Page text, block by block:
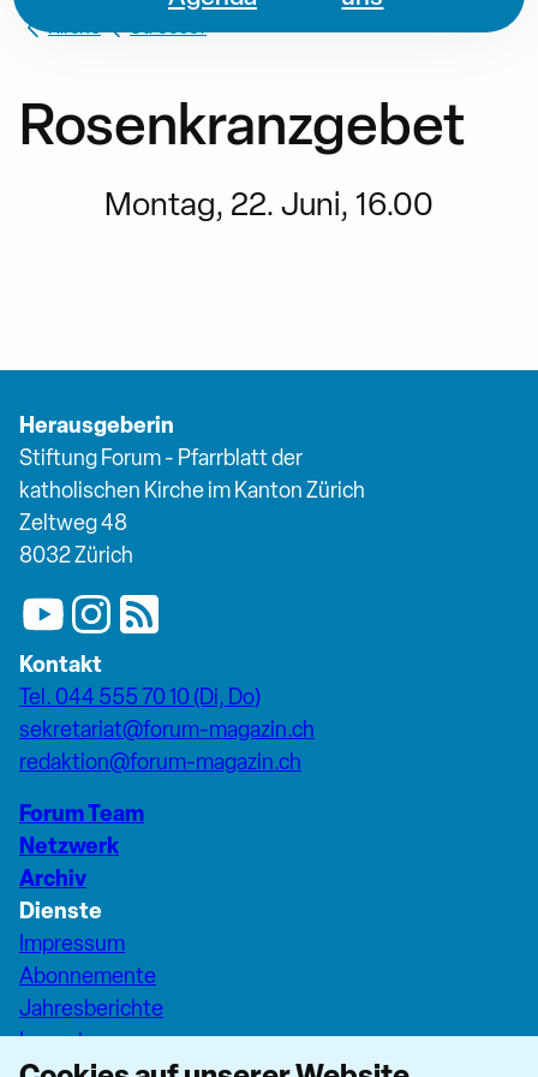
Kirche St. Josef
Rosenkranzgebet
Montag, 22. Juni, 16.00
Herausgeberin
Stiftung Forum - Pfarrblatt der
katholischen Kirche im Kanton Zürich
Zeltweg 48
8032 Zürich
Kontakt
Tel. 044 555 70 10 (Di, Do)
sekretariat@forum-magazin.ch
redaktion@forum-magazin.ch
Forum Team
Netzwerk
Archiv
Dienste
Impressum
Abonnemente
Jahresberichte
Inserate